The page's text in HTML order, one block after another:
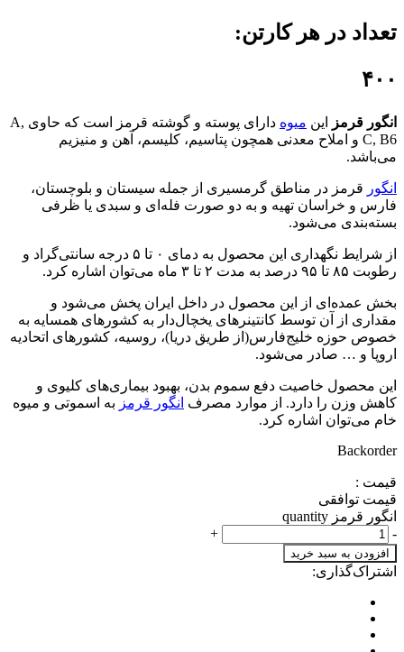
تعداد در هر کارتن:
۴۰۰
انگور قرمز این میوه
دارای پوسته و گوشته قرمز است که حاوی A,
C, B6 و املاح معدنی همچون پتاسیم، کلیسم، آهن و منیزیم
می‌باشد.
انگور قرمز در مناطق گرمسیری از جمله سیستان و بلوچستان،
فارس و خراسان تهیه و به دو صورت فله‌ای و سبدی یا ظرفی
بسته‌بندی می‌شود.
از شرایط نگهداری این محصول به دمای ۰ تا ۵ درجه سانتی‌گراد و
رطوبت ۸۵ تا ۹۵ درصد به مدت ۲ تا ۳ ماه می‌توان اشاره کرد.
بخش عمده‌ای از این محصول در داخل ایران پخش می‌شود و
مقداری از آن توسط کانتینر‌های یخچال‌دار به کشورهای همسایه به
خصوص حوزه خلیج‌فارس(از طریق دریا)، روسیه، کشورهای اتحادیه
اروپا و … صادر می‌شود.
این محصول خاصیت دفع سموم بدن، بهبود بیماری‌های کلیوی و
کاهش وزن را دارد. از موارد مصرف انگور قرمز به اسموتی و میوه
خام می‌توان اشاره کرد.
Backorder
قیمت :
قیمت توافقی
انگور قرمز quantity
-
+
افزودن به سبد خرید
اشتراک‌گذاری: